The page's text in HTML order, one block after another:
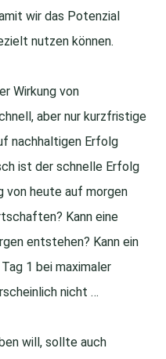
wir das Potenzial
nutzen können.
Wirkung von
aber nur kurzfristige
nachhaltigen Erfolg
ist der schnelle Erfolg
von heute auf morgen
Kann eine
entstehen? Kann ein
1 bei maximaler
nicht …
will, sollte auch